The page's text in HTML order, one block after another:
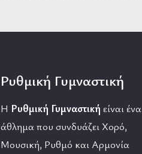
Ρυθμική Γυμναστική
Η Ρυθμική Γυμναστική είναι ένα
άθλημα που συνδυάζει Χορό,
Μουσική, Ρυθμό και Αρμονία